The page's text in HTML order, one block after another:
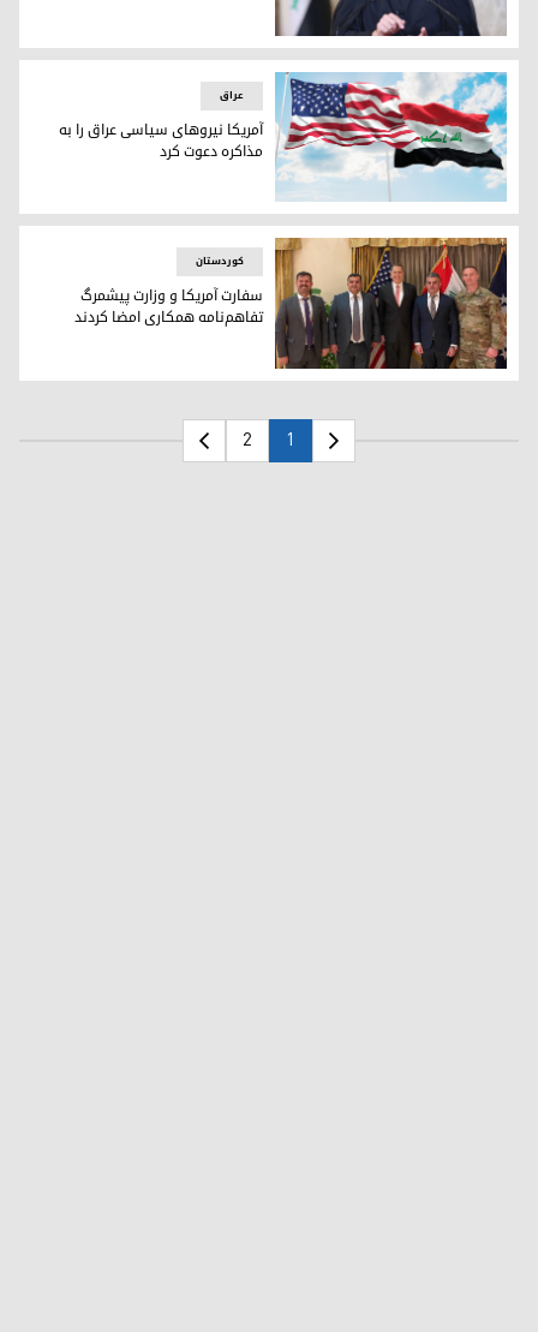
قیس خزعلی، دبیرکل گروه عصائب اهل حق
دعوت آمریکا از نیروهای سیاسی عراق به مذاکره
عراق
آمریکا نیروهای سیاسی عراق را به
مذاکره دعوت کرد
امضای تفاهم‌نامه همکاری میان سفارت آمریکا و وزارت پیشمرگ
کوردستان
سفارت آمریکا و وزارت پیشمرگ
تفاهم‌نامه همکاری امضا کردند
1
2